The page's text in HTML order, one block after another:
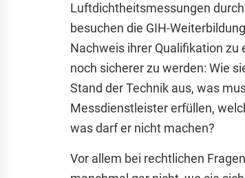
Luftdichtheitsmessungen
besuchen die GIH-
Nachweis ihrer Qualifikation zu
noch sicherer zu werden: Wie
Stand der Technik aus, was
Messdienstleister erfüllen,
was darf er nicht machen?
Vor allem bei rechtlichen